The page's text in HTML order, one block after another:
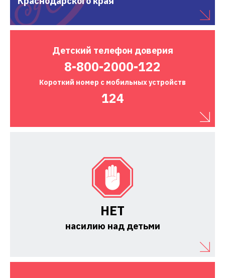
Детский телефон доверия
8-800-2000-122
Короткий номер с мобильных устройств
124
НЕТ
насилию над детьми